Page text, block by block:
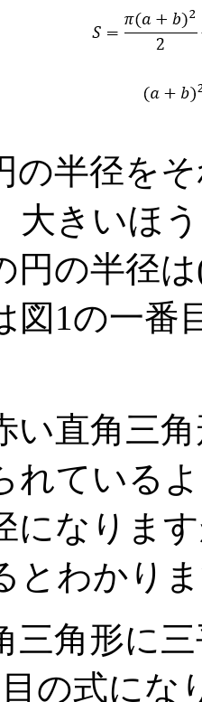
半径をそ
大きいほ
円の半径
図1の一番
直角三
れている
になりま
とわかり
角形に
の式にな